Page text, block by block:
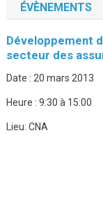
ÉVÈNEMENTS
Développement
secteur des
Date : 20 mars 2013
Heure : 9:30 à 15:00
Lieu: CNA